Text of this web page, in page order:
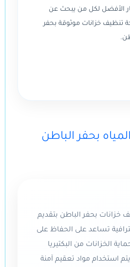
الأفضل لكل من يبحث عن
تنظيف خزانات موثوقة بحفر
بحفر الباطن
خزانات بحفر الباطن بتقديم
تساعد على الحفاظ على
الخزانات من البكتيريا
استخدام مواد تعقيم آمنة